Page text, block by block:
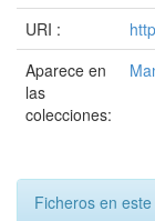
URI :
Aparece en
las
colecciones:
Ficheros en